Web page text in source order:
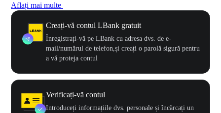
Aflați mai multe
Creați-vă contul LBank gratuit
Înregistrați-vă pe LBank cu adresa dvs. de e-
mail/numărul de telefon,și creați o parolă sigură pentru
a vă proteja contul
Verificați-vă contul
Introduceți informațiile dvs. personale și încărcați un